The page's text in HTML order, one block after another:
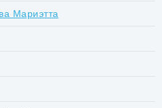
Мариэтта